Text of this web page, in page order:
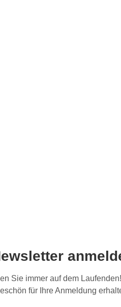
Sie immer auf dem
für Ihre Anmeldung